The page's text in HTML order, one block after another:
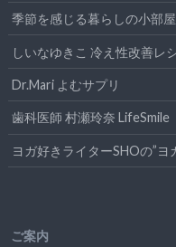
季節を感じる暮らしの小部屋
しいなゆきこ 冷え性改善レ
Dr.Mari よむサプリ
歯科医師 村瀬玲奈 LifeSmile
ヨガ好きライターSHOの”ヨ
ご案内